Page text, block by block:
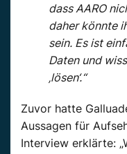
dass AARO
daher könnte
sein. Es ist
Daten und
‚lösen‘.“
Zuvor hatte
Aussagen für
Interview erklärte: